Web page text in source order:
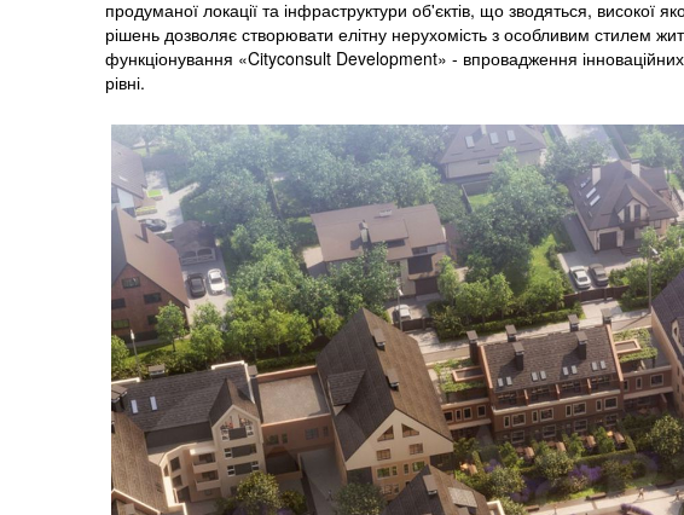
продуманої локації та інфраструктури об'єктів, що зводяться, високої
рішень дозволяє створювати елітну нерухомість з особливим стилем
функціонування «Cityconsult Development» - впровадження
рівні.